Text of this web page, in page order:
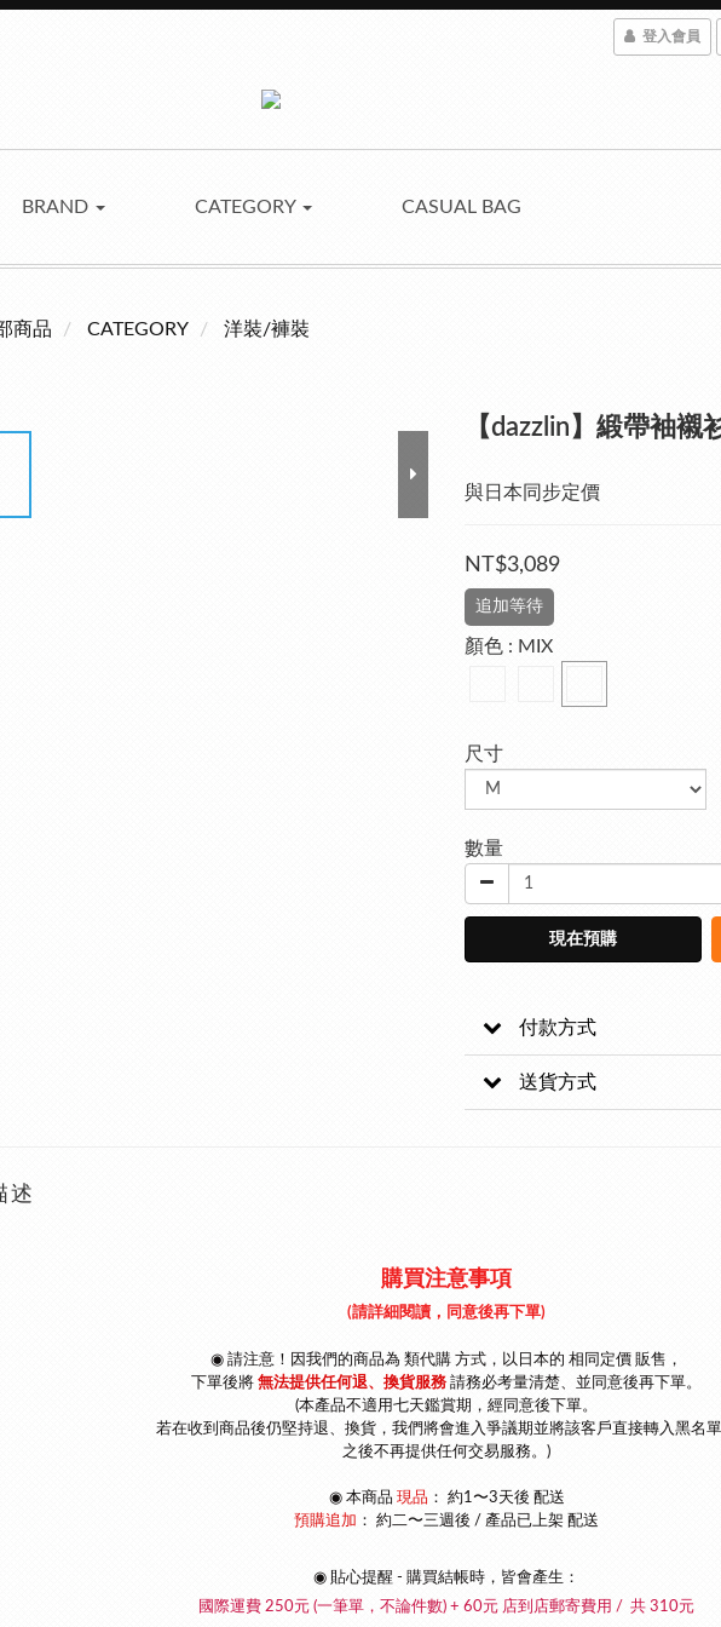
登入會員
BRAND CATEGORY CASUAL BAG
商品 CATEGORY 洋裝/褲裝
【dazzlin】緞帶袖襯
與日本同步定價
NT$3,089
追加等待
顏色 : MIX
尺寸
數量
現在預購
付款方式
送貨方式
述
購買注意事項
(請詳細閱讀，同意後再下單)
◉ 請注意！因我們的商品為 類代購 方式，以 日本的 相同定價 販售，
下單後將 無法提供任何退、換貨服務 請務必考量清楚、並同意後再下單。
(本產品不適用七天鑑賞期，經同意後下單。
若在收到商品後仍堅持退、換貨，我們將會進入爭議期並將該客戶直接轉入黑名單
之後不再提供任何交易服務。)
◉ 本商品 現品 ： 約1〜3天後 配送
預購追加 ： 約二〜三週後 / 產品已上架 配送
◉ 貼心提醒 - 購買結帳時，皆會產生：
國際運費 250元 (一筆單，不論件數) + 60元 店到店郵寄費用 / 共 310元